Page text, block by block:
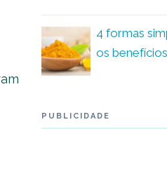
4 formas
os
PUBLICIDADE